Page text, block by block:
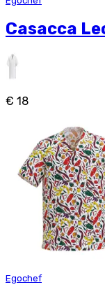
Casacca
€ 18
Egochef